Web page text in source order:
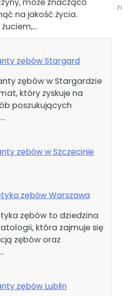
na jakość życia.
zębów Stargard
zębów w Stargardzie
który zyskuje na
poszukujących
zębów w Szczecinie
zębów Warszawa
zębów to dziedzina
która zajmuje się
zębów oraz
zębów Lublin